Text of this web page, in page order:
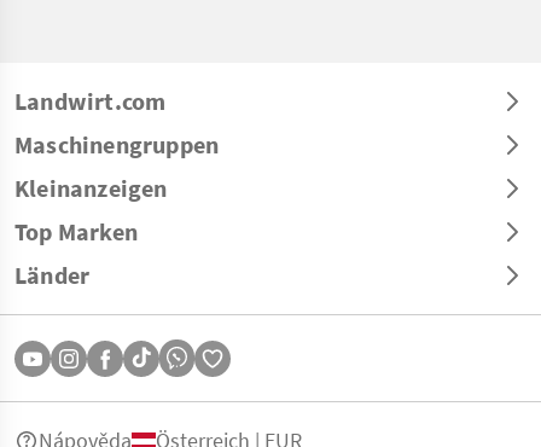
Landwirt.com
Maschinengruppen
Kleinanzeigen
Top Marken
Länder
Nápověda Österreich | EUR